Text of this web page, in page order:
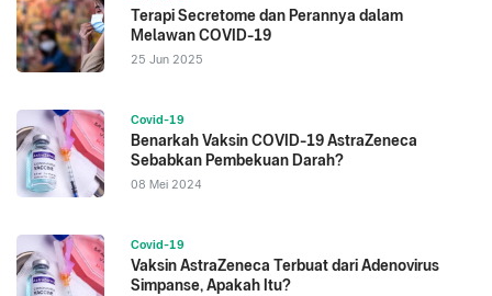
Terapi Secretome dan Perannya dalam
Melawan COVID-19
25 Jun 2025
Covid-19
Benarkah Vaksin COVID-19 AstraZeneca
Sebabkan Pembekuan Darah?
08 Mei 2024
Covid-19
Vaksin AstraZeneca Terbuat dari Adenovirus
Simpanse, Apakah Itu?